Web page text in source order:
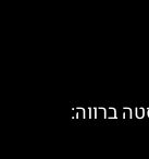
ברווה: